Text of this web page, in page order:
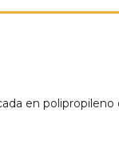
en polipropileno